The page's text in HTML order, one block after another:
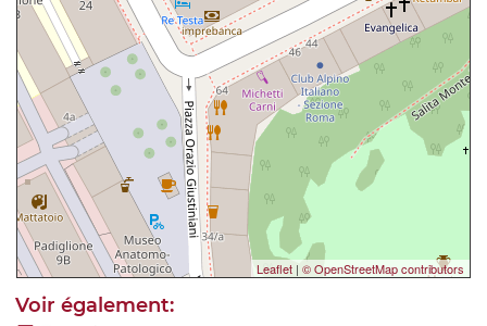
Leaflet | © OpenStreetMap contributors